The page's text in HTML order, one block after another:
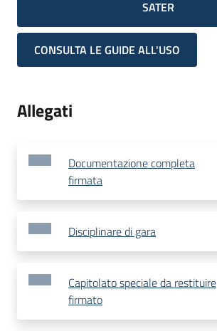
SATER
CONSULTA LE GUIDE ALL'USO
Allegati
Documentazione completa
firmata
Disciplinare di gara
Capitolato speciale da restituire
firmato